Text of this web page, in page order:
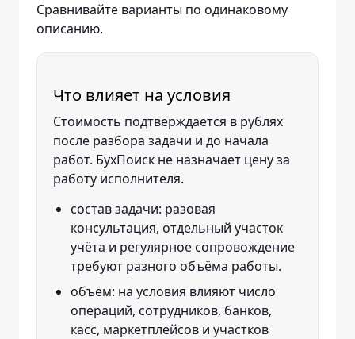
Сравнивайте варианты по одинаковому
описанию.
Что влияет на условия
Стоимость подтверждается в рублях
после разбора задачи и до начала
работ. БухПоиск не назначает цену за
работу исполнителя.
состав задачи: разовая
консультация, отдельный участок
учёта и регулярное сопровождение
требуют разного объёма работы.
объём: на условия влияют число
операций, сотрудников, банков,
касс, маркетплейсов и участков